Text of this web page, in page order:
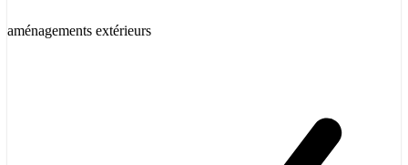
aménagements extérieurs